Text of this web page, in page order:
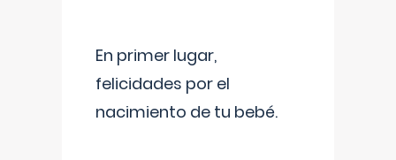
En primer lugar,
felicidades por el
nacimiento de tu bebé.